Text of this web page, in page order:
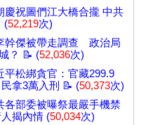
慶祝圖們江大橋合攏 中共
(52,219次)
幹傑被帶走調查 政治局
？ 📝 (52,036次)
平松綁貪官：官藏299.9
拿3萬入刑 📝 (50,373次)
各部委被曝祭最嚴手機禁
揭內情 (50,034次)